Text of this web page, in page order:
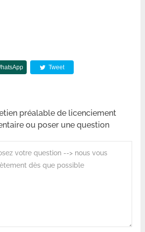
Tweet
préalable de licenciement
ou poser une question